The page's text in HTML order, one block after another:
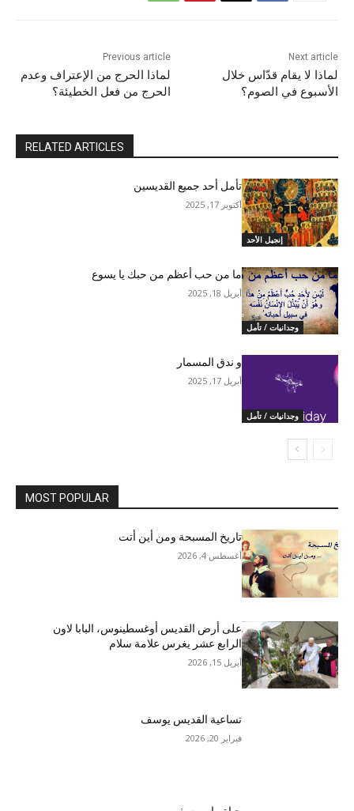
Previous article
لماذا الحرج من الإعتراف وعدم
الحرج من فعل الخطيئة؟
Next article
لماذا لا يقام قدّاس خلال
الأسبوع في الصوم؟
RELATED ARTICLES
إنجيل الأحد
تأمل أحد جميع القديسين
أكتوبر 17, 2025
وجدانيات / تأمل
ما من حب أعظم من حبك يا يسوع
أبريل 18, 2025
وجدانيات / تأمل
و ندق المسمار
أبريل 17, 2025
MOST POPULAR
تاريخ المسبحة ومن أين أتت
أغسطس 4, 2026
على أرض القديس أوغسطينوس، البابا لاون
الرابع عشر يغرس علامة سلام
أبريل 15, 2026
تساعية القديس يوسف
فبراير 20, 2026